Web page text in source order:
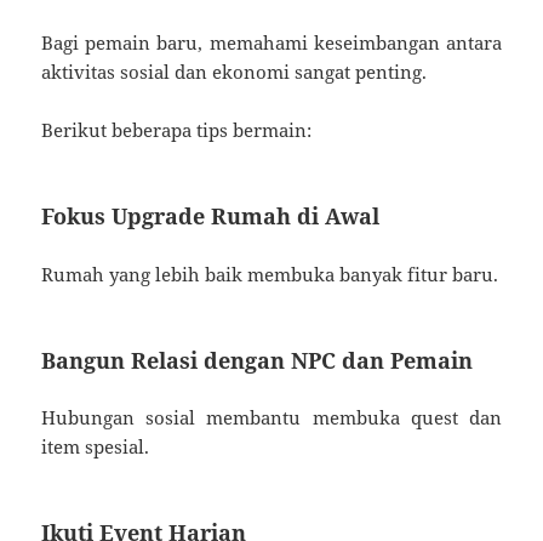
Bagi pemain baru, memahami keseimbangan antara
aktivitas sosial dan ekonomi sangat penting.
Berikut beberapa tips bermain:
Fokus Upgrade Rumah di Awal
Rumah yang lebih baik membuka banyak fitur baru.
Bangun Relasi dengan NPC dan Pemain
Hubungan sosial membantu membuka quest dan
item spesial.
Ikuti Event Harian